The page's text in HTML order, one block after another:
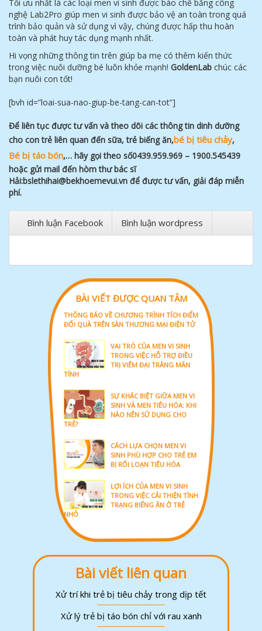
Tối ưu nhất là các loại men vi sinh được bào chế bằng công
nghệ Lab2Pro giúp men vi sinh được bảo vệ an toàn trong quá
trình bảo quản và sử dụng vì vậy, chúng được hấp thu hoàn
toàn và phát huy tác dụng mạnh nhất.
Hi vọng những thông tin trên giúp ba mẹ có thêm kiến thức
trong việc nuôi dưỡng bé luôn khỏe mạnh! GoldenLab chúc các
bạn nuôi con tốt!
[bvh id=”loai-sua-nao-giup-be-tang-can-tot”]
Để liên tục được tư vấn và theo dõi các thông tin dinh dưỡng
cho con trẻ liên quan đến sữa, trẻ biếng ăn,bé bị tiêu chảy,
Bé bị táo bón,… hãy gọi theo số0439.959.969 – 1900.545439
hoặc gửi mail đến hòm thư bác sĩ
Hải:bslethihai@bekhoemevui.vn để được tư vấn, giải đáp miễn
phí.
Bình luận Facebook Bình luận wordpress
BÀI VIẾT ĐƯỢC QUAN TÂM
THÔNG BÁO VỀ CHƯƠNG TRÌNH TÍCH ĐIỂM
ĐỔI QUÀ TRÊN SÀN THƯƠNG MẠI ĐIỆN TỬ
VAI TRÒ CỦA MEN VI SINH
TRONG VIỆC HỖ TRỢ ĐIỀU
TRỊ VIÊM ĐẠI TRÀNG MÃN
TÍNH
SỰ KHÁC BIỆT GIỮA MEN VI
SINH VÀ MEN TIÊU HÓA: KHI
NÀO NÊN SỬ DỤNG CHO
TRẺ?
CÁCH LỰA CHỌN MEN VI
SINH PHÙ HỢP CHO TRẺ EM
BỊ RỐI LOẠN TIÊU HÓA
LỢI ÍCH CỦA MEN VI SINH
TRONG VIỆC CẢI THIỆN TÌNH
TRẠNG BIẾNG ĂN Ở TRẺ
NHỎ
Bài viết liên quan
Xử trí khi trẻ bị tiêu chảy trong dịp tết
Xử lý trẻ bị táo bón chỉ với rau xanh